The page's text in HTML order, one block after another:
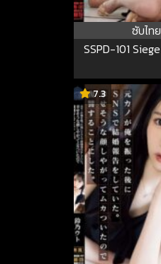
ซับไทย
SSPD-101
7.3